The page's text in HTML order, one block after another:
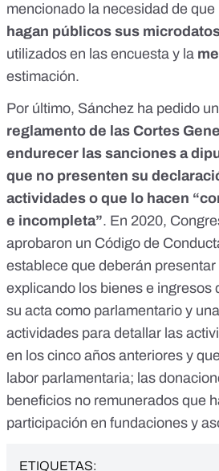
mencionado la necesidad de que
hagan públicos sus
utilizados en las encuesta y la
estimación.
Por último, Sánchez ha pedido
reglamento de las Cortes
endurecer las sanciones a
que no presenten su
actividades o que lo hacen
e incompleta”. En 2020,
aprobaron un Código de
establece que deberán
explicando los bienes e ingresos
su acta como parlamentario y
actividades para detallar las
en los cinco años anteriores y
labor parlamentaria; las
beneficios no remunerados que
participación en fundaciones y
ETIQUETAS: